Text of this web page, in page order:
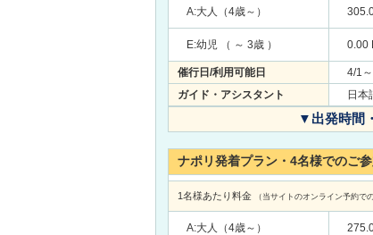
A:大人（4歳～）
E:幼児 （ ～ 3歳 ） 0.00
催行日/利用可能日
4/1
ガイド・アシスタント
日本
▼出発時間
ナポリ発着プラン・4名様でのご
1名様あたり料金 （当サイトのオンライン予約で
A:大人（4歳～）